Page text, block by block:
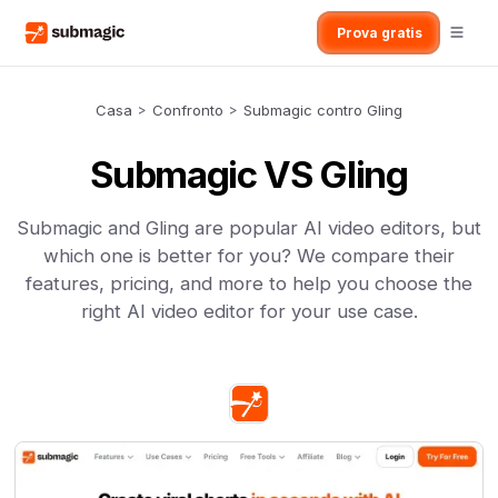
Prova gratis
Casa > Confronto > Submagic contro Gling
Submagic VS Gling
Submagic and Gling are popular AI video editors, but
which one is better for you? We compare their
features, pricing, and more to help you choose the
right AI video editor for your use case.